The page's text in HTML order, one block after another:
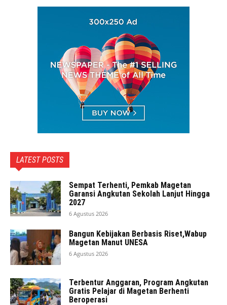
LATEST POSTS
Sempat Terhenti, Pemkab Magetan
Garansi Angkutan Sekolah Lanjut Hingga
2027
6 Agustus 2026
Bangun Kebijakan Berbasis Riset,Wabup
Magetan Manut UNESA
6 Agustus 2026
Terbentur Anggaran, Program Angkutan
Gratis Pelajar di Magetan Berhenti
Beroperasi